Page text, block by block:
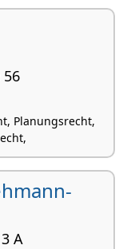
Planungsrecht,
A